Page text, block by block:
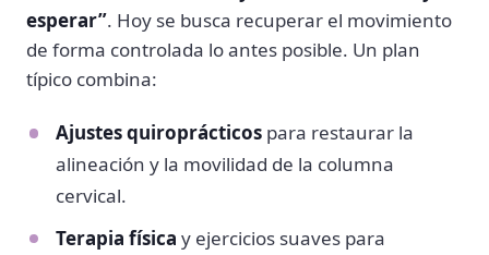
esperar”. Hoy se busca recuperar el movimiento
de forma controlada lo antes posible. Un plan
típico combina:
Ajustes quiroprácticos para restaurar la
alineación y la movilidad de la columna
cervical.
Terapia física y ejercicios suaves para